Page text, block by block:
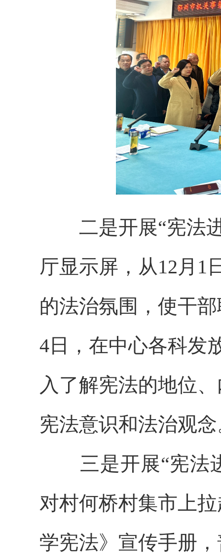
二是开展“宪法进
厅显示屏，从12月1
的法治氛围，使干
4日，在中心各科发
入了解宪法的地位
宪法意识和法治观
三是开展“宪法
对村何桥村集市上
学宪法》 宣传手册